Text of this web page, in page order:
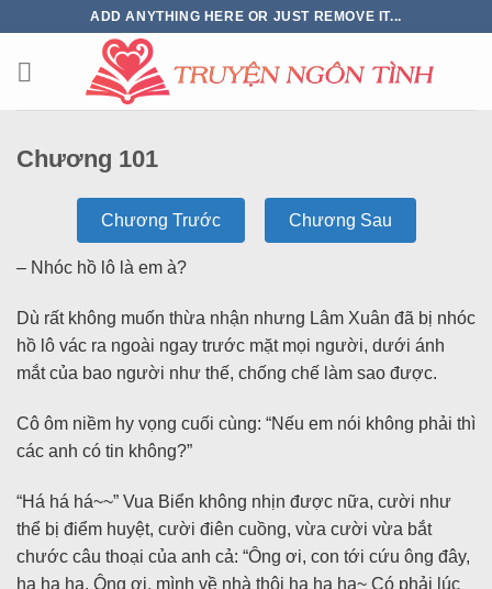
ADD ANYTHING HERE OR JUST REMOVE IT...
Chương 101
Chương Trước Chương Sau
– Nhóc hồ lô là em à?
Dù rất không muốn thừa nhận nhưng Lâm Xuân đã bị nhóc
hồ lô vác ra ngoài ngay trước mặt mọi người, dưới ánh
mắt của bao người như thế, chống chế làm sao được.
Cô ôm niềm hy vọng cuối cùng: “Nếu em nói không phải thì
các anh có tin không?”
“Há há há~~” Vua Biển không nhịn được nữa, cười như
thể bị điểm huyệt, cười điên cuồng, vừa cười vừa bắt
chước câu thoại của anh cả: “Ông ơi, con tới cứu ông đây,
ha ha ha. Ông ơi, mình về nhà thôi ha ha ha~ Có phải lúc